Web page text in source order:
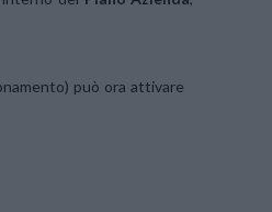
può ora attivare